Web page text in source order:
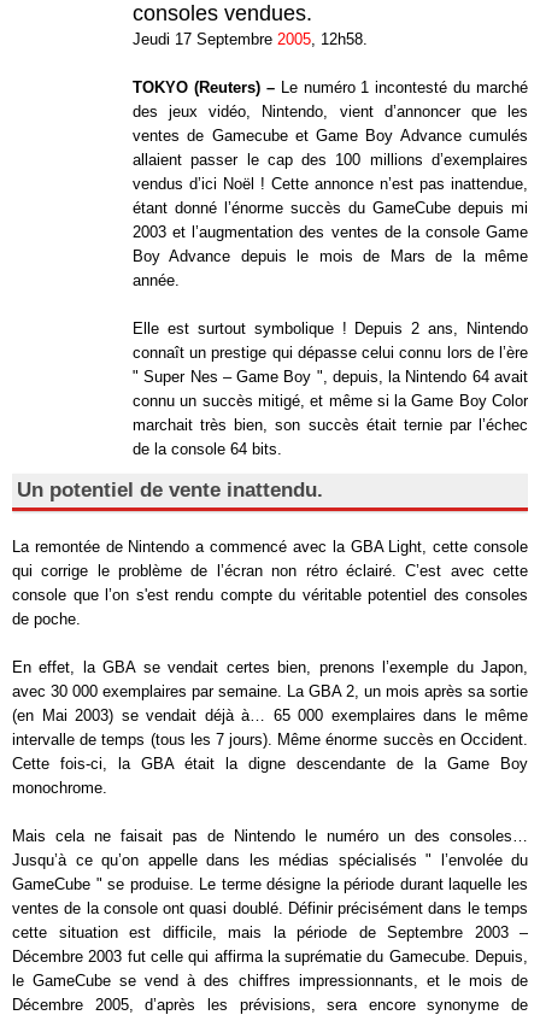
consoles vendues.
Jeudi 17 Septembre 2005, 12h58.
TOKYO (Reuters) –Le numéro 1 incontesté du marché
des jeux vidéo, Nintendo, vient d’annoncer que les
ventes de Gamecube et Game Boy Advance cumulés
allaient passer le cap des 100 millions d’exemplaires
vendus d’ici Noël ! Cette annonce n’est pas inattendue,
étant donné l’énorme succès du GameCube depuis mi
2003 et l’augmentation des ventes de la console Game
Boy Advance depuis le mois de Mars de la même
année.
Elle est surtout symbolique ! Depuis 2 ans, Nintendo
connaît un prestige qui dépasse celui connu lors de l’ère
" Super Nes – Game Boy ", depuis, la Nintendo 64 avait
connu un succès mitigé, et même si la Game Boy Color
marchait très bien, son succès était ternie par l’échec
de la console 64 bits.
Un potentiel de vente inattendu.
La remontée de Nintendo a commencé avec la GBA Light, cette console
qui corrige le problème de l’écran non rétro éclairé. C’est avec cette
console que l’on s'est rendu compte du véritable potentiel des consoles
de poche.
En effet, la GBA se vendait certes bien, prenons l’exemple du Japon,
avec 30 000 exemplaires par semaine. La GBA 2, un mois après sa sortie
(en Mai 2003) se vendait déjà à… 65 000 exemplaires dans le même
intervalle de temps (tous les 7 jours). Même énorme succès en Occident.
Cette fois-ci, la GBA était la digne descendante de la Game Boy
monochrome.
Mais cela ne faisait pas de Nintendo le numéro un des consoles…
Jusqu’à ce qu’on appelle dans les médias spécialisés " l’envolée du
GameCube " se produise. Le terme désigne la période durant laquelle les
ventes de la console ont quasi doublé. Définir précisément dans le temps
cette situation est difficile, mais la période de Septembre 2003 –
Décembre 2003 fut celle qui affirma la suprématie du Gamecube. Depuis,
le GameCube se vend à des chiffres impressionnants, et le mois de
Décembre 2005, d’après les prévisions, sera encore synonyme de